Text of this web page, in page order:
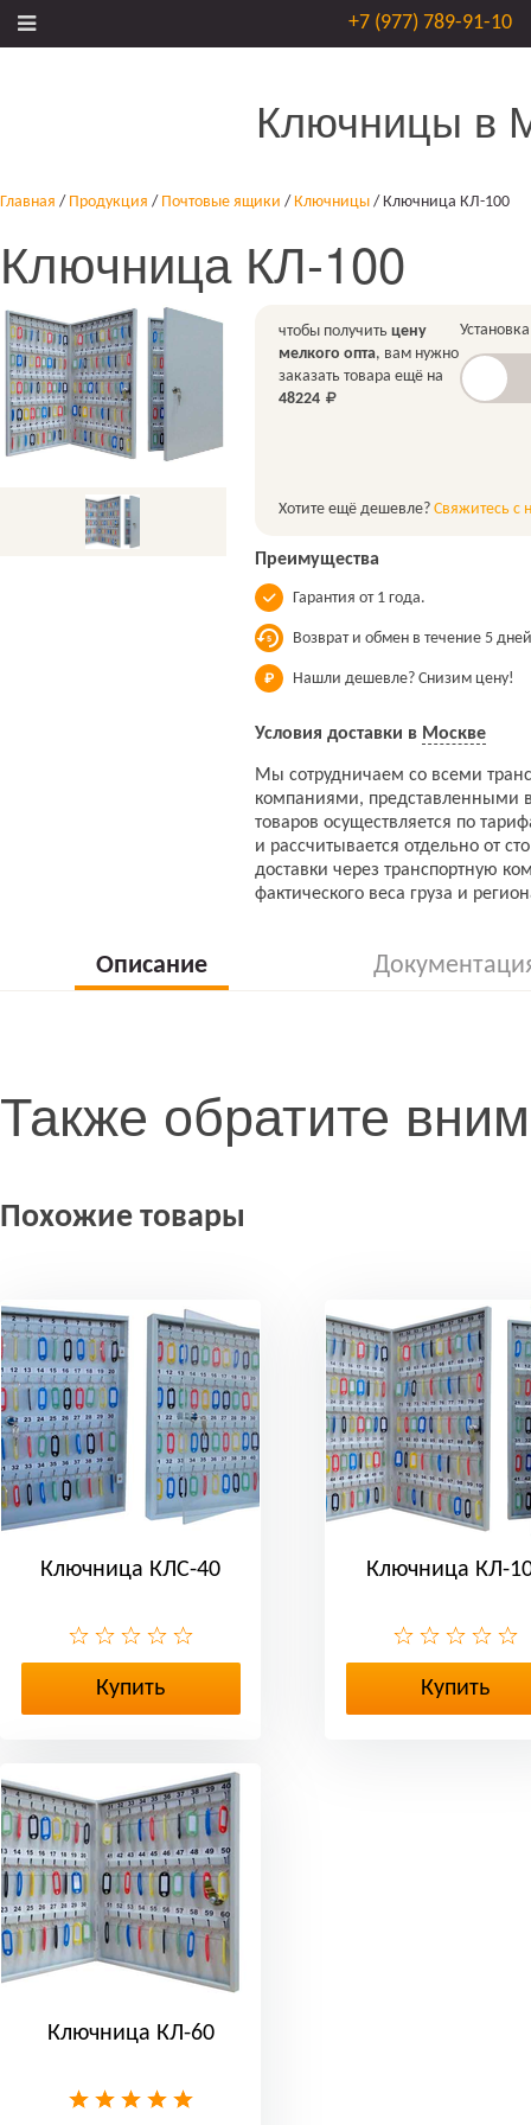
+7 (977) 789-91-10
Ключницы в
Главная / Продукция / Почтовые ящики / Ключницы / Ключница КЛ-100
Ключница КЛ-100
чтобы получить цену
мелкого опта, вам нужно
заказать товара ещё на
48224
Установка
Хотите ещё дешевле? Свяжитесь с
Преимущества
Гарантия от 1 года.
Возврат и обмен в течение 5
Нашли дешевле? Снизим цену!
Условия доставки в Москве
Мы сотрудничаем со всеми
компаниями, представленными
товаров осуществляется по
и рассчитывается отдельно от
доставки через транспортную
фактического веса груза и
Описание
Также обратите
Похожие товары
Ключница КЛС-40
Купить
Ключница КЛ-
Купить
Ключница КЛ-60